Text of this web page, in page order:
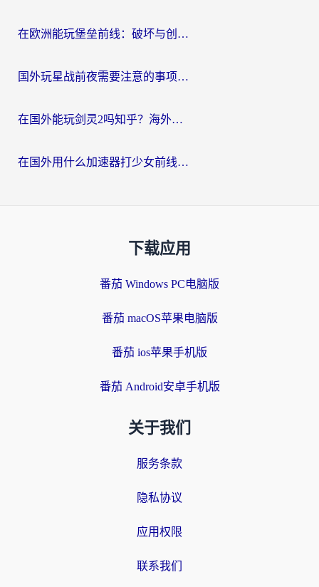
在欧洲能玩堡垒前线：破坏与创造吗？海外党国服游戏不卡顿的秘密
国外玩星战前夜需要注意的事项：一份来自老玩家的网络生存指南
在国外能玩剑灵2吗知乎？海外党亲测有效的国服游戏加速指南
在国外用什么加速器打少女前线：云图计划不卡？一个老玩家的掏心分享
下载应用
番茄 Windows PC电脑版
番茄 macOS苹果电脑版
番茄 ios苹果手机版
番茄 Android安卓手机版
关于我们
服务条款
隐私协议
应用权限
联系我们